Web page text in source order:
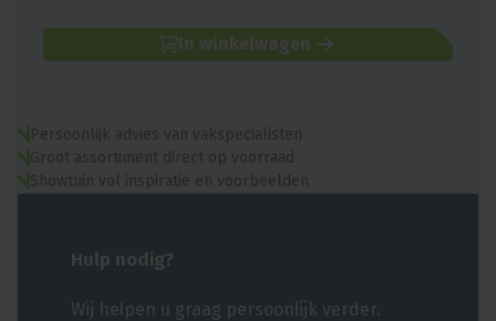
In winkelwagen
Persoonlijk advies van vakspecialisten
Groot assortiment direct op voorraad
Showtuin vol inspiratie en voorbeelden
Hulp nodig?
Wij helpen u graag persoonlijk verder.